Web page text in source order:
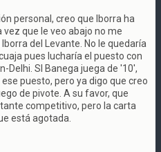
personal, creo que Iborra ha
que le veo abajo no me
del Levante. No le quedaría
pues lucharía el puesto con
Delhi. SI Banega juega de '10',
puesto, pero ya digo que creo
de pivote. A su favor, que
competitivo, pero la carta
está agotada.